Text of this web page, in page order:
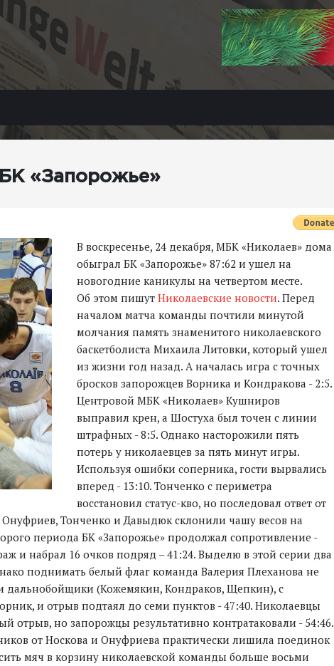
«Запорожье»
В воскресенье, 24 декабря, МБК «Николаев» дома
обыграл БК «Запорожье» 87:62 и ушел на
новогодние каникулы на четвертом месте.
Об этом пишут Николаевские новости. Перед
началом матча команды почтили минутой
молчания память знаменитого николаевского
баскетболиста Михаила Литовки, который ушел
из жизни год назад. А началась игра с точных
бросков запорожцев Ворника и Кондракова - 2:5.
Центровой МБК «Николаев» Кушниров
выправил крен, а Шостуха был точен с линии
штрафных - 8:5. Однако насторожили пять
потерь у николаевцев за пять минут игры.
Используя ошибки соперника, гости вырвались
вперед - 13:10. Тонченко с периметра
восстановил статус-кво, но последовал ответ от
Тонченко и Давыдюк склонили чашу весов на
периода БК «Запорожье» продолжал сопротивление -
и набрал 16 очков подряд – 41:24. Выделю в этой серии два
поднимать белый флаг команда Валерия Плеханова не
дальнобойщики (Кожемякин, Кондраков, Щепкин), с
и отрыв подтаял до семи пунктов - 47:40. Николаевцы
отрыв, но запорожцы результативно контратаковали - 54:46.
от Носкова и Онуфриева практически лишила поединок
мяч в корзину николаевской команды больше восьми